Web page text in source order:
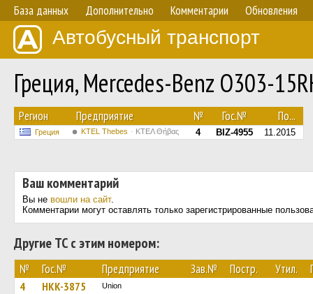
База данных Дополнительно Комментарии Обновления
Автобусный транспорт
Греция, Mercedes-Benz O303-
Регион Предприятие № Гос.№ По...
Греция KTEL Thebes ΚΤΕΛ Θήβας 4 BIZ-4955 11.2015
Ваш комментарий
Вы не вошли на сайт.
Комментарии могут оставлять только зарегистрированные
Другие ТС с этим номером:
№ Гос.№ Предприятие Зав.№ Постр. Утил.
4 HKK-3875 Union